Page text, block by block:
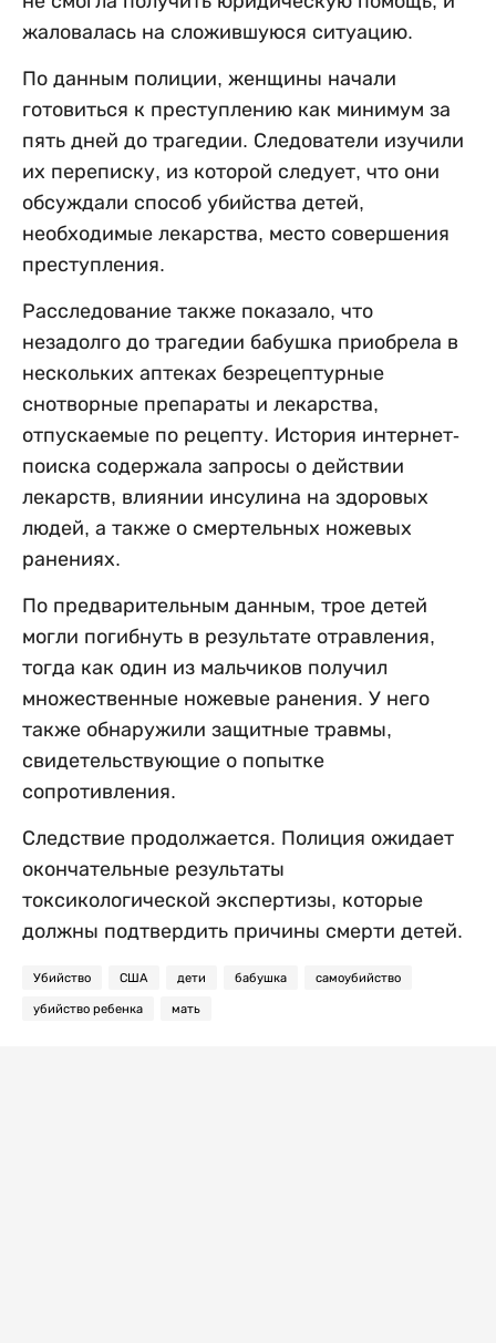
жаловалась на сложившуюся ситуацию.
По данным полиции, женщины начали
готовиться к преступлению как минимум за
пять дней до трагедии. Следователи изучили
их переписку, из которой следует, что они
обсуждали способ убийства детей,
необходимые лекарства, место совершения
преступления.
Расследование также показало, что
незадолго до трагедии бабушка приобрела в
нескольких аптеках безрецептурные
снотворные препараты и лекарства,
отпускаемые по рецепту. История интернет-
поиска содержала запросы о действии
лекарств, влиянии инсулина на здоровых
людей, а также о смертельных ножевых
ранениях.
По предварительным данным, трое детей
могли погибнуть в результате отравления,
тогда как один из мальчиков получил
множественные ножевые ранения. У него
также обнаружили защитные травмы,
свидетельствующие о попытке
сопротивления.
Следствие продолжается. Полиция ожидает
окончательные результаты
токсикологической экспертизы, которые
должны подтвердить причины смерти детей.
Убийство США дети бабушка самоубийство
убийство ребенка мать